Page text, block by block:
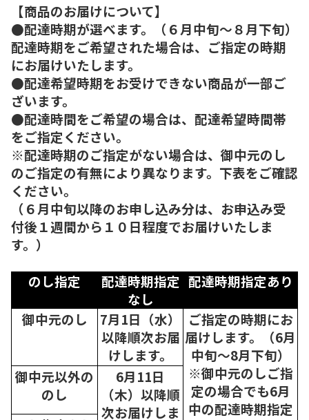
【商品のお届けについて】
●配達時期が選べます。（６月中旬～８月下旬）
配達時期をご希望された場合は、ご指定の時期
にお届けいたします。
●配達希望時期をお受けできない商品が一部ご
ざいます。
●配達時間をご希望の場合は、配達希望時間帯
をご指定ください。
※配達時期のご指定がない場合は、御中元のし
のご指定の有無により異なります。下表をご確認
ください。
（６月中旬以降のお申し込み分は、お申込み受
付後１週間から１０日程度でお届けいたしま
す。）
のし指定
配達時期指定
なし
配達時期指定あり
御中元のし
7月1日（水）
以降順次お届
けします。
ご指定の時期にお
届けします。（6月
中旬～8月下旬）
※御中元のしご指
定の場合でも6月
中の配達時期指定
御中元以外の
のし
6月11日
（木）以降順
次お届けしま